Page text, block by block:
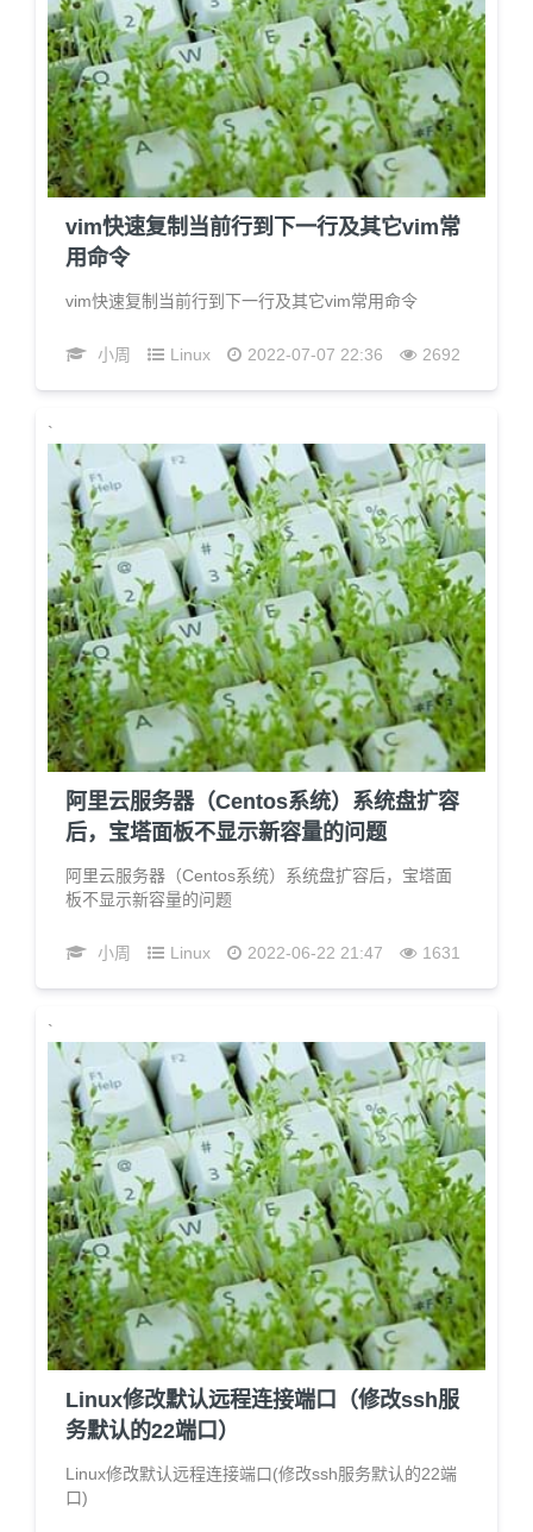
vim快速复制当前行到下一行及其它vim常
用命令
vim快速复制当前行到下一行及其它vim常用命令
小周 Linux 2022-07-07 22:36 2692
`
阿里云服务器（Centos系统）系统盘扩容
后，宝塔面板不显示新容量的问题
阿里云服务器（Centos系统）系统盘扩容后，宝塔面
板不显示新容量的问题
小周 Linux 2022-06-22 21:47 1631
`
Linux修改默认远程连接端口（修改ssh服
务默认的22端口）
Linux修改默认远程连接端口(修改ssh服务默认的22端
口)